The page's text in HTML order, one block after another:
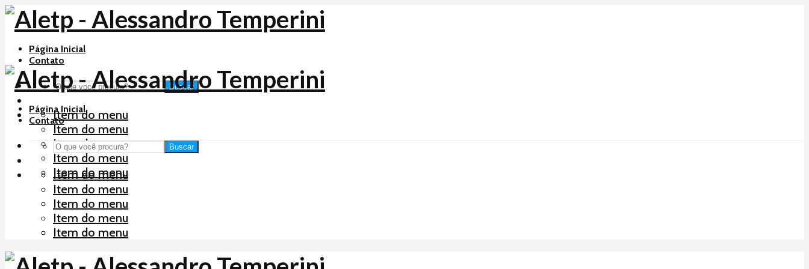
Página Inicial
Contato
Buscar
Item do menu
Item do menu
Item do menu
Item do menu
Item do menu
Página Inicial
Contato
Buscar
Item do menu
Item do menu
Item do menu
Item do menu
Item do menu